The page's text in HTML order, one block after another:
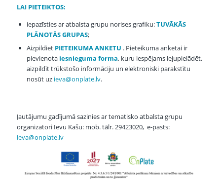
LAI PIETEIKTOS:
iepazīsties ar atbalsta grupu norises grafiku:TUVĀKĀS
PLĀNOTĀS GRUPAS;
Aizpildiet PIETEIKUMA ANKETU . Pieteikuma anketai ir
pievienota iesnieguma forma, kuru iespējams lejupielādēt,
aizpildīt trūkstošo informāciju un elektroniski parakstītu
nosūt uz ieva@onplate.lv.
Jautājumu gadījumā sazinies ar tematisko atbalsta grupu
organizatori Ievu Kašu: mob. tālr. 29423020, e-pasts:
ieva@onplate.lv